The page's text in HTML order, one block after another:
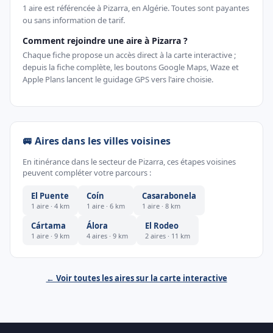
1 aire est référencée à Pizarra, en Algérie. Toutes sont payantes
ou sans information de tarif.
Comment rejoindre une aire à Pizarra ?
Chaque fiche propose un accès direct à la carte interactive ;
depuis la fiche complète, les boutons Google Maps, Waze et
Apple Plans lancent le guidage GPS vers l'aire choisie.
🚐 Aires dans les villes voisines
En itinérance dans le secteur de Pizarra, ces étapes voisines
peuvent compléter votre parcours :
El Puente
1 aire · 4 km
Coín
1 aire · 6 km
Casarabonela
1 aire · 8 km
Cártama
1 aire · 9 km
Álora
4 aires · 9 km
El Rodeo
2 aires · 11 km
← Voir toutes les aires sur la carte interactive